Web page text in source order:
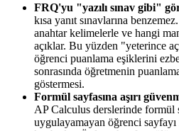
FRQ'yu "yazılı sınav gibi"
kısa yanıt sınavlarına
anahtar kelimelerle ve hangi
açıklar. Bu yüzden "yeterince
öğrenci puanlama eşiklerini
sonrasında öğretmenin
göstermesi.
Formül sayfasına aşırı
AP Calculus derslerinde formül
uygulayamayan öğrenci